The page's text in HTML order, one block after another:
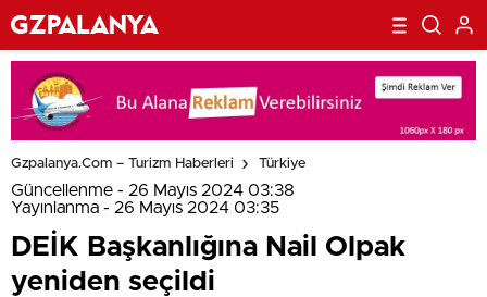
Gzpalanya.com – Turizm Haberleri Türkiye
Güncellenme - 26 Mayıs 2024 03:38
Yayınlanma - 26 Mayıs 2024 03:35
DEİK Başkanlığına Nail Olpak
yeniden seçildi